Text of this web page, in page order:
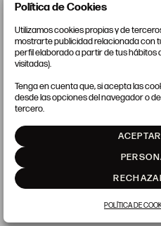
ESTILOGRÁFICA SHEAFFER
Precio salida 60 €
vendido
Política de Cookies
Utilizamos cookies propias y de
mostrarte publicidad relacionada con
perfil elaborado a partir de tus hábitos
visitadas).
Tenga en cuenta que, si acepta las
desde las opciones del navegador o
tercero.
POLÍTICA DE